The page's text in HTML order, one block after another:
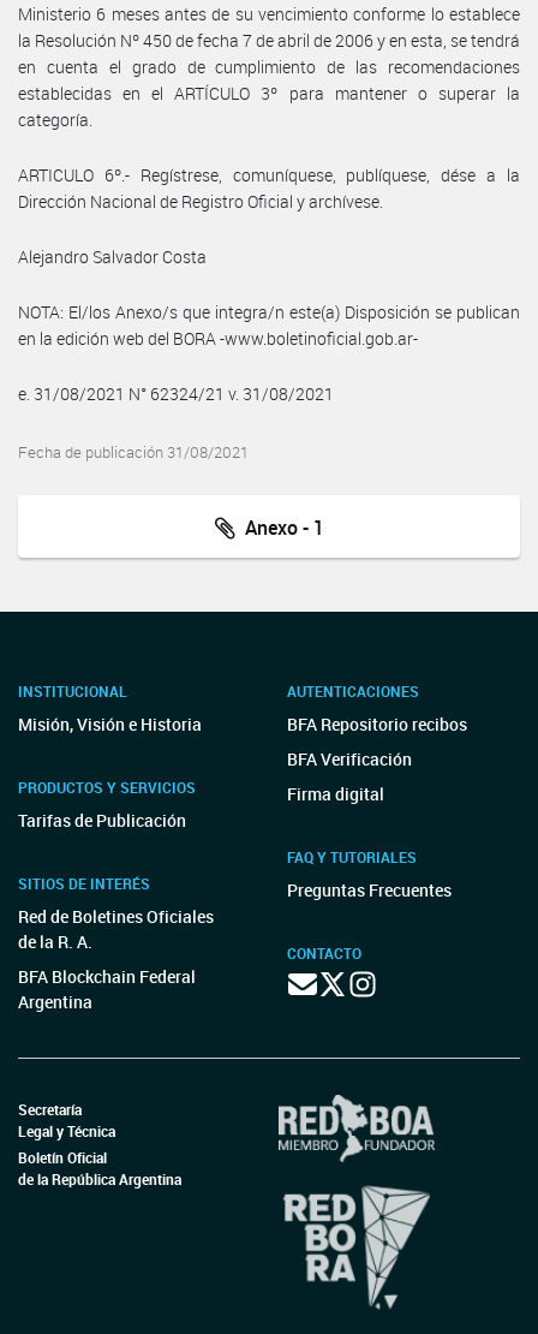
Ministerio 6 meses antes de su vencimiento conforme lo establece
la Resolución Nº 450 de fecha 7 de abril de 2006 y en esta, se tendrá
en cuenta el grado de cumplimiento de las recomendaciones
establecidas en el ARTÍCULO 3º para mantener o superar la
categoría.
ARTICULO 6º.- Regístrese, comuníquese, publíquese, dése a la
Dirección Nacional de Registro Oficial y archívese.
Alejandro Salvador Costa
NOTA: El/los Anexo/s que integra/n este(a) Disposición se publican
en la edición web del BORA -www.boletinoficial.gob.ar-
e. 31/08/2021 N° 62324/21 v. 31/08/2021
Fecha de publicación 31/08/2021
Anexo - 1
INSTITUCIONAL
Misión, Visión e Historia
PRODUCTOS Y SERVICIOS
Tarifas de Publicación
SITIOS DE INTERÉS
Red de Boletines Oficiales
de la R. A.
BFA Blockchain Federal
Argentina
AUTENTICACIONES
BFA Repositorio recibos
BFA Verificación
Firma digital
FAQ Y TUTORIALES
Preguntas Frecuentes
CONTACTO
Secretaría
Legal y Técnica
Boletín Oficial
de la República Argentina